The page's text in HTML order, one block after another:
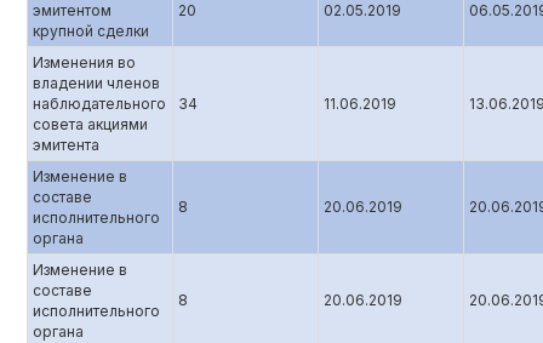
эмитентом
крупной сделки
20 02.05.2019
Изменения во
владении членов
наблюдательного
совета акциями
эмитента
34 11.06.2019
Изменение в
составе
исполнительного
органа
8 20.06.2019
Изменение в
составе
исполнительного
органа
8 20.06.2019